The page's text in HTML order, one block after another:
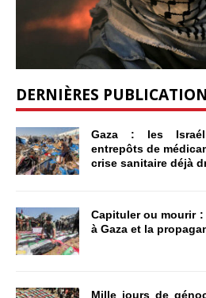
DERNIÈRES
Gaza : les
entrepôts de
crise sanitaire déjà
Capituler ou mourir
à Gaza et la
Mille jours de